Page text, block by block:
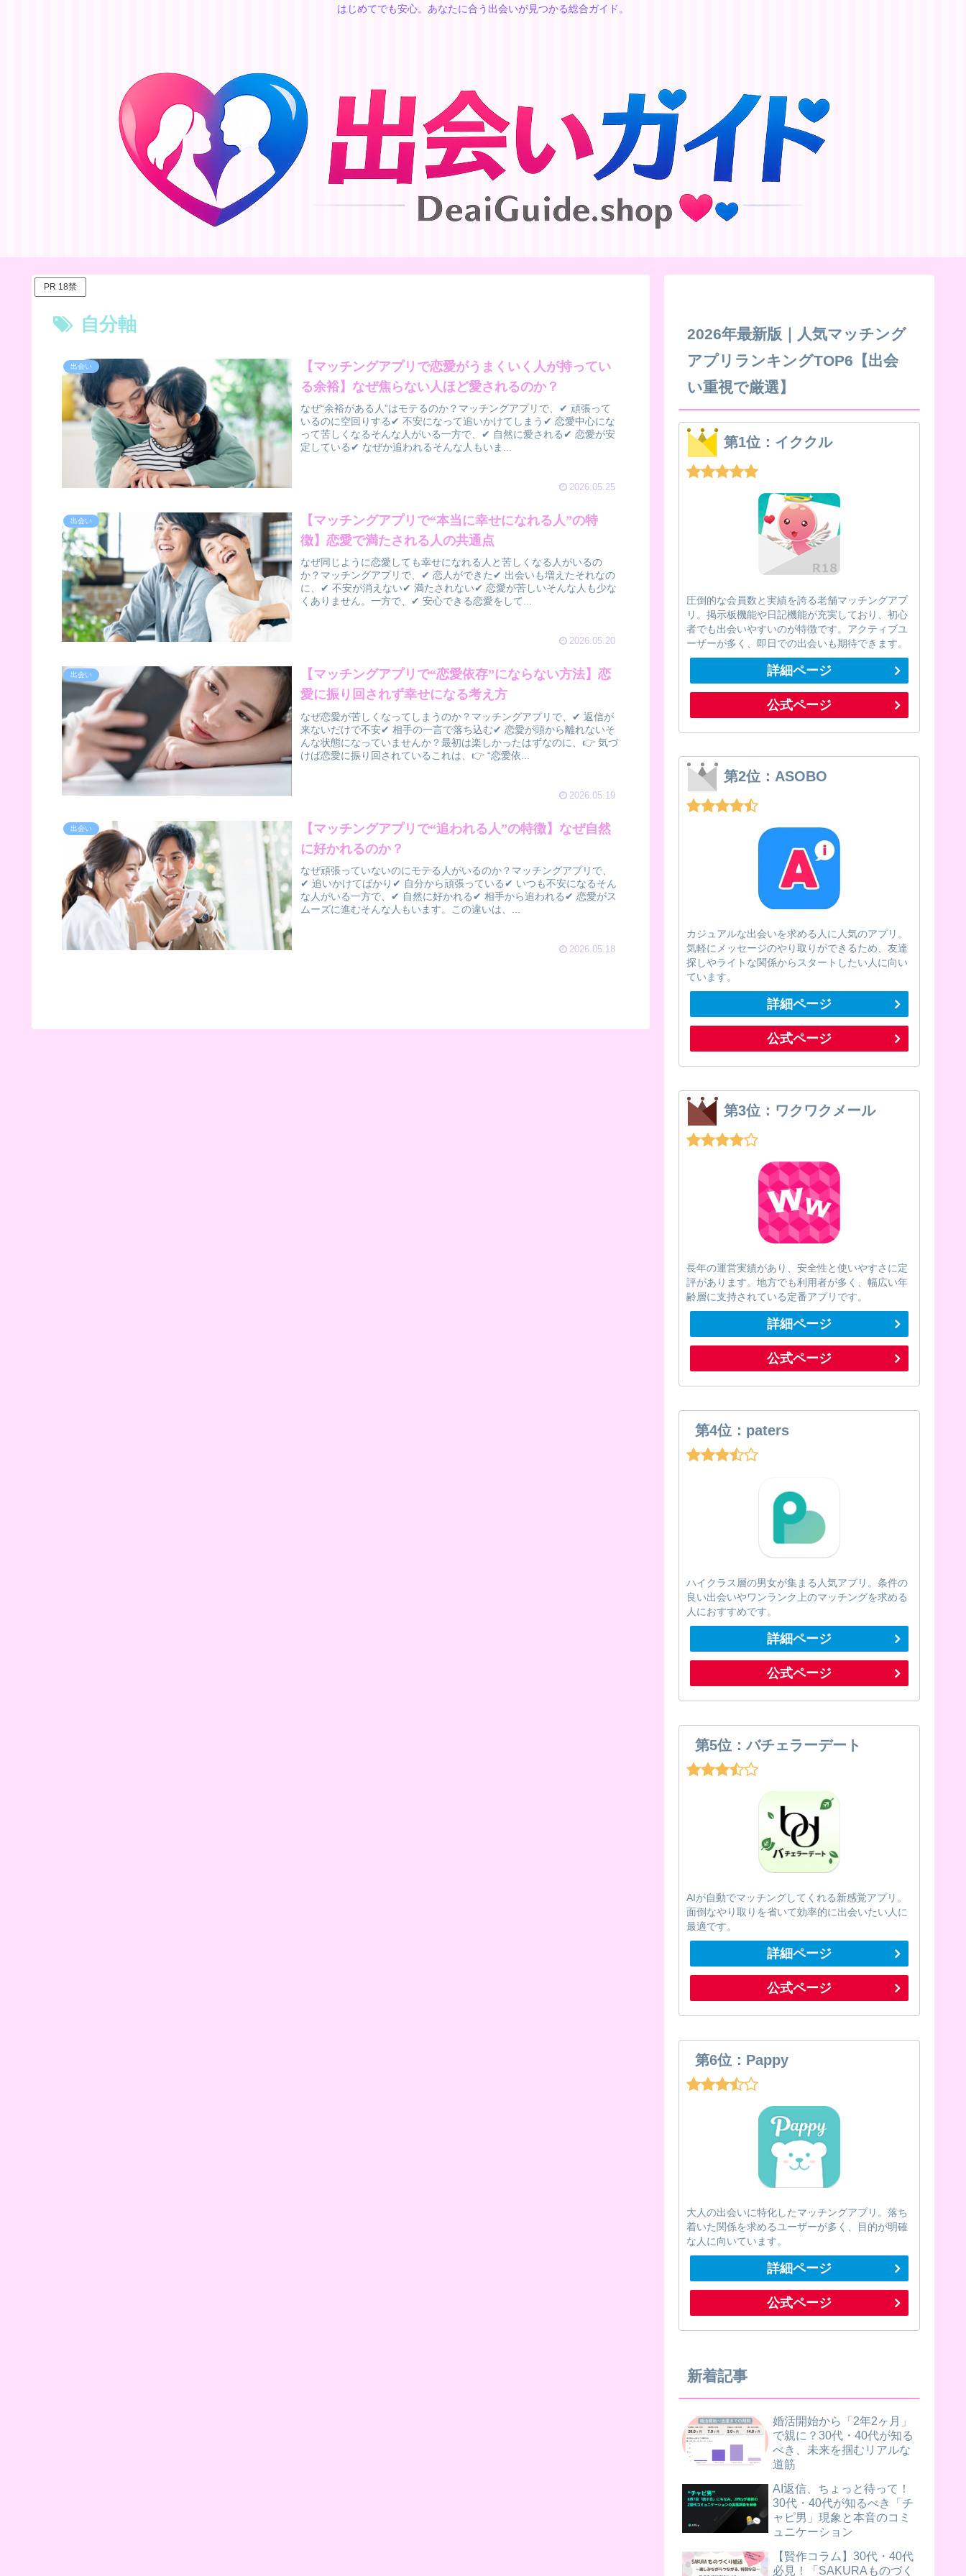
はじめてでも安心。あなたに合う出会いが見つかる総合ガイド。
PR 18禁
自分軸
出会い
【マッチングアプリで恋愛がうまくいく人が持ってい
る余裕】なぜ焦らない人ほど愛されるのか？
なぜ“余裕がある人”はモテるのか？マッチングアプリで、✔ 頑張って
いるのに空回りする✔ 不安になって追いかけてしまう✔ 恋愛中心にな
って苦しくなるそんな人がいる一方で、✔ 自然に愛される✔ 恋愛が安
定している✔ なぜか追われるそんな人もいま...
2026.05.25
出会い
【マッチングアプリで“本当に幸せになれる人”の特
徴】恋愛で満たされる人の共通点
なぜ同じように恋愛しても幸せになれる人と苦しくなる人がいるの
か？マッチングアプリで、✔ 恋人ができた✔ 出会いも増えたそれなの
に、✔ 不安が消えない✔ 満たされない✔ 恋愛が苦しいそんな人も少な
くありません。一方で、✔ 安心できる恋愛をして...
2026.05.20
出会い
【マッチングアプリで“恋愛依存”にならない方法】恋
愛に振り回されず幸せになる考え方
なぜ恋愛が苦しくなってしまうのか？マッチングアプリで、✔ 返信が
来ないだけで不安✔ 相手の一言で落ち込む✔ 恋愛が頭から離れないそ
んな状態になっていませんか？最初は楽しかったはずなのに、👉 気づ
けば恋愛に振り回されているこれは、👉 “恋愛依...
2026.05.19
出会い
【マッチングアプリで“追われる人”の特徴】なぜ自然
に好かれるのか？
なぜ頑張っていないのにモテる人がいるのか？マッチングアプリで、
✔ 追いかけてばかり✔ 自分から頑張っている✔ いつも不安になるそん
な人がいる一方で、✔ 自然に好かれる✔ 相手から追われる✔ 恋愛がス
ムーズに進むそんな人もいます。この違いは、...
2026.05.18
2026年最新版｜人気マッチング
アプリランキングTOP6【出会
い重視で厳選】
第1位：イククル
圧倒的な会員数と実績を誇る老舗マッチングアプ
リ。掲示板機能や日記機能が充実しており、初心
者でも出会いやすいのが特徴です。アクティブユ
ーザーが多く、即日での出会いも期待できます。
詳細ページ
公式ページ
第2位：ASOBO
カジュアルな出会いを求める人に人気のアプリ。
気軽にメッセージのやり取りができるため、友達
探しやライトな関係からスタートしたい人に向い
ています。
詳細ページ
公式ページ
第3位：ワクワクメール
長年の運営実績があり、安全性と使いやすさに定
評があります。地方でも利用者が多く、幅広い年
齢層に支持されている定番アプリです。
詳細ページ
公式ページ
第4位：paters
ハイクラス層の男女が集まる人気アプリ。条件の
良い出会いやワンランク上のマッチングを求める
人におすすめです。
詳細ページ
公式ページ
第5位：バチェラーデート
AIが自動でマッチングしてくれる新感覚アプリ。
面倒なやり取りを省いて効率的に出会いたい人に
最適です。
詳細ページ
公式ページ
第6位：Pappy
大人の出会いに特化したマッチングアプリ。落ち
着いた関係を求めるユーザーが多く、目的が明確
な人に向いています。
詳細ページ
公式ページ
新着記事
婚活開始から「2年2ヶ月」
で親に？30代・40代が知る
べき、未来を掴むリアルな
道筋
AI返信、ちょっと待って！
30代・40代が知るべき「チ
ャピ男」現象と本音のコミ
ュニケーション
【賢作コラム】30代・40代
必見！「SAKURAものづく